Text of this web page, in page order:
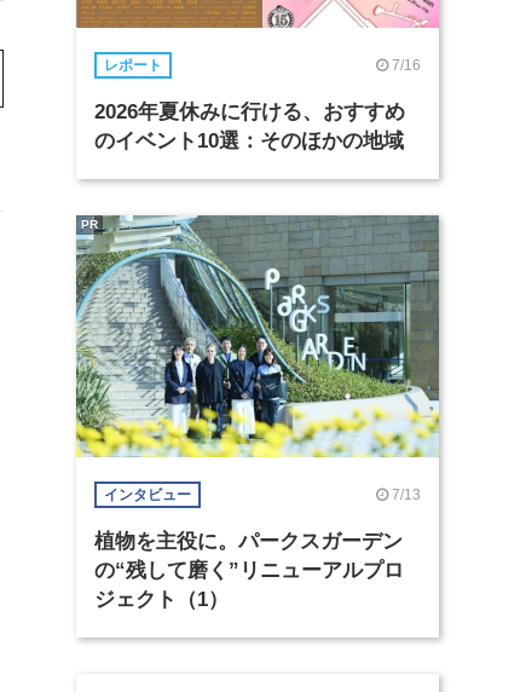
レポート 7/16
2026年夏休みに行ける、おすすめ
のイベント10選：そのほかの地域
インタビュー 7/13
植物を主役に。パークスガーデン
の“残して磨く”リニューアルプロ
ジェクト（1）
PR